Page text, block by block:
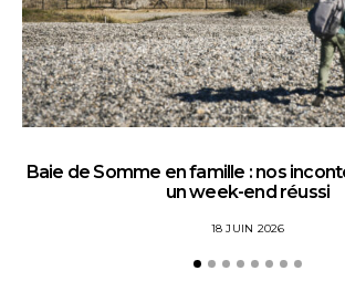
Baie de Somme en famille : nos
un week-end réussi
18 JUIN 2026